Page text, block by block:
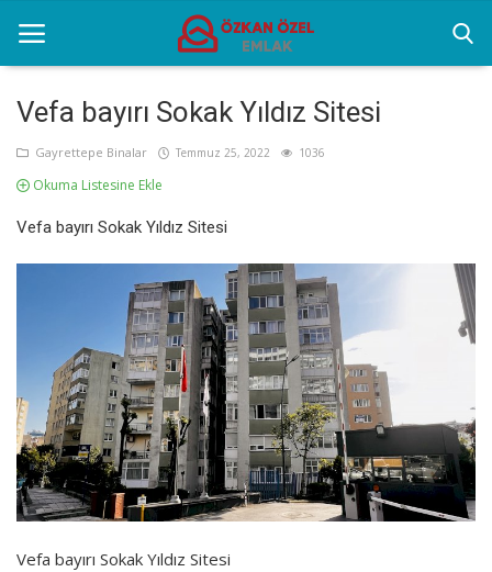
Anasayfa
Türkçe
Vefa bayırı Sokak Yıldız Sitesi
Gayrettepe Binalar Temmuz 25, 2022 1036
Okuma Listesine Ekle
Vefa bayırı Sokak Yıldız Sitesi
Vefa bayırı Sokak Yıldız Sitesi